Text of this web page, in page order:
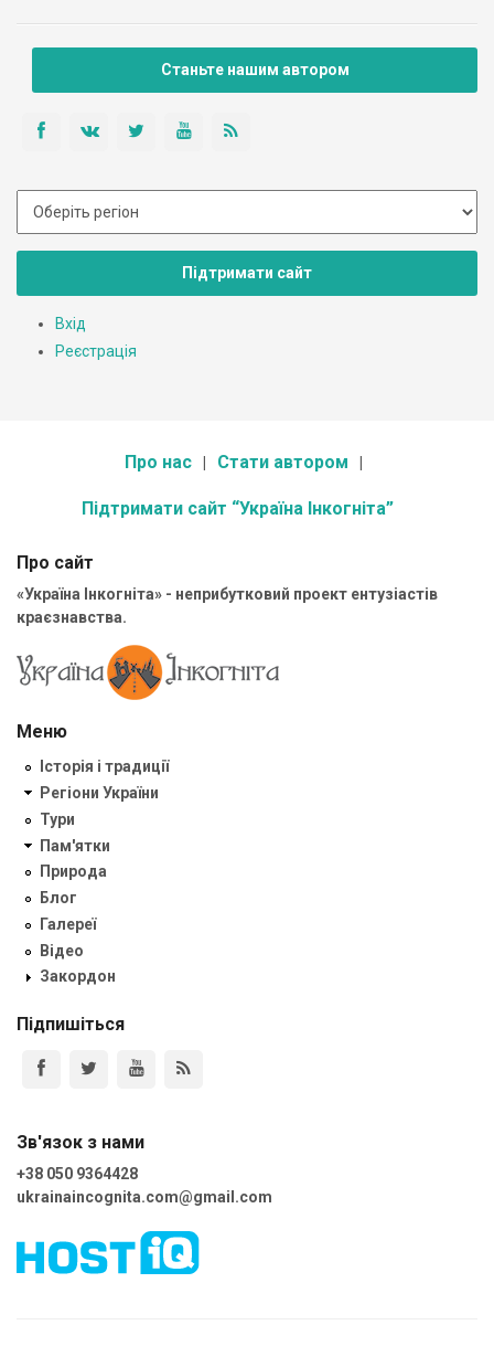
Станьте нашим автором
Підтримати сайт
Вхід
Реєстрація
Про нас Стати автором
Підтримати сайт “Україна Інкогніта”
Про сайт
«Україна Інкогніта» - неприбутковий проект ентузіастів
краєзнавства.
Меню
Історія і традиції
Регіони України
Тури
Пам'ятки
Природа
Блог
Галереї
Відео
Закордон
Підпишіться
Зв'язок з нами
+38 050 9364428
ukrainaincognita.com@gmail.com